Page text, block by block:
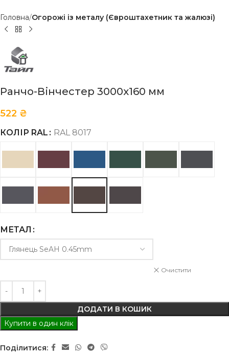
Головна Огорожі із металу (Євроштахетник та жалюзі)
Ранчо-Вінчестер 3000х160 мм
522 ₴
КОЛІР RAL RAL 8017
МЕТАЛ
Очистити
ДОДАТИ В КОШИК
Купити в один клік
Поділитися: